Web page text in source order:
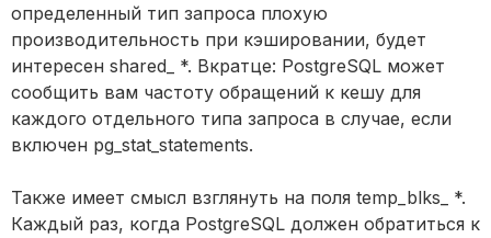
определенный тип запроса плохую
производительность при кэшировании, будет
интересен shared_ *. Вкратце: PostgreSQL может
сообщить вам частоту обращений к кешу для
каждого отдельного типа запроса в случае, если
включен pg_stat_statements.
Также имеет смысл взглянуть на поля temp_blks_ *.
Каждый раз, когда PostgreSQL должен обратиться к